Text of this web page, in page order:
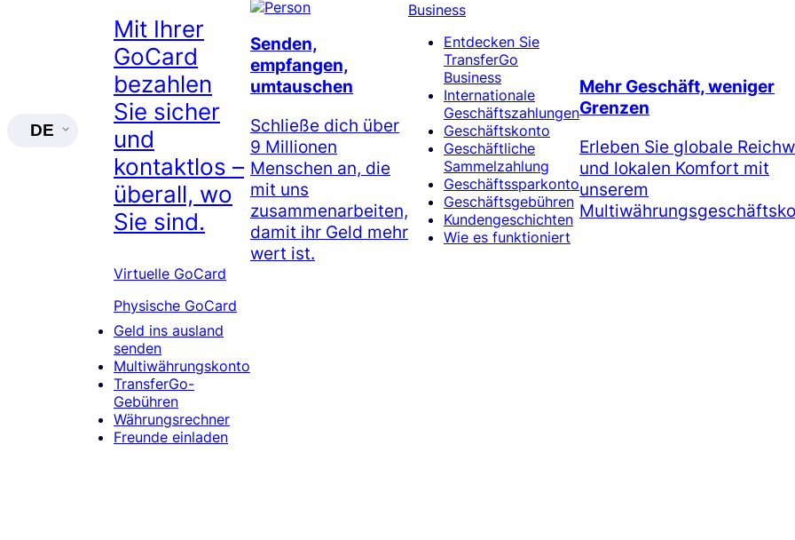
DE
Mit Ihrer
GoCard
bezahlen
Sie sicher
und
kontaktlos –
überall, wo
Sie sind.
Virtuelle GoCard
Physische GoCard
Geld ins ausland
senden
Multiwährungskonto
TransferGo-
Gebühren
Währungsrechner
Freunde einladen
Senden,
empfangen,
umtauschen
Schließe dich über
9 Millionen
Menschen an, die
mit uns
zusammenarbeiten,
damit ihr Geld mehr
wert ist.
Business
Entdecken Sie
TransferGo
Business
Internationale
Geschäftszahlungen
Geschäftskonto
Geschäftliche
Sammelzahlung
Geschäftssparkonto
Geschäftsgebühren
Kundengeschichten
Wie es funktioniert
Mehr Geschäft, weniger
Grenzen
Erleben Sie globale
und lokalen Komfort mit
unserem